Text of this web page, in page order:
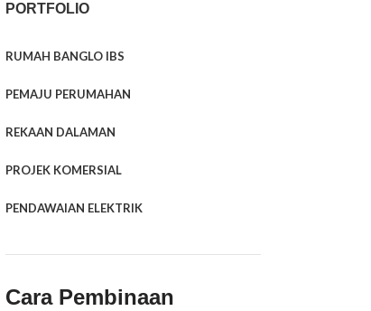
PORTFOLIO
RUMAH BANGLO IBS
PEMAJU PERUMAHAN
REKAAN DALAMAN
PROJEK KOMERSIAL
PENDAWAIAN ELEKTRIK
Cara Pembinaan